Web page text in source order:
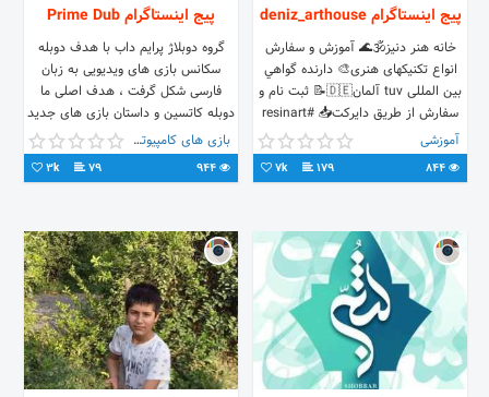
پیج اینستاگرام deniz_arthouse
خانه هنر دنيز🕉🌊 آموزش و سفارش
انواع تکنیکهای هنری🎨 دارنده گواهي
بين المللى tuv آلمان🇩🇪📝 ثبت نام و
سفارش از طریق دایرکت📥 #resinart
آموزشی
179
7k
پیج اینستاگرام Prime Dub
گروه دوبلاژ پرایم داب با هدف دوبله
سکانس بازی های ویدیویی به زبان
فارسی شکل گرفت ، هدف اصلی ما
دوبله کاتسین و داستان بازی های جدید
و قدیم به زبان فارسی هست تا گیمر
های فارسی زبان بتونن با زبون شیرین
فارسی سکانس های گیم های مورد
بازی های کامپیوتری
79
3k